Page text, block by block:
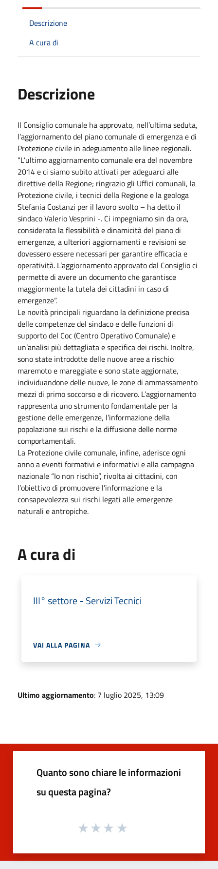
Descrizione
A cura di
Descrizione
Il Consiglio comunale ha approvato, nell’ultima seduta,
l’aggiornamento del piano comunale di emergenza e di
Protezione civile in adeguamento alle linee regionali.
“L’ultimo aggiornamento comunale era del novembre
2014 e ci siamo subito attivati per adeguarci alle
direttive della Regione; ringrazio gli Uffici comunali, la
Protezione civile, i tecnici della Regione e la geologa
Stefania Costanzi per il lavoro svolto – ha detto il
sindaco Valerio Vesprini -. Ci impegniamo sin da ora,
considerata la flessibilità e dinamicità del piano di
emergenze, a ulteriori aggiornamenti e revisioni se
dovessero essere necessari per garantire efficacia e
operatività. L’aggiornamento approvato dal Consiglio ci
permette di avere un documento che garantisce
maggiormente la tutela dei cittadini in caso di
emergenze”.
Le novità principali riguardano la definizione precisa
delle competenze del sindaco e delle funzioni di
supporto del Coc (Centro Operativo Comunale) e
un’analisi più dettagliata e specifica dei rischi. Inoltre,
sono state introdotte delle nuove aree a rischio
maremoto e mareggiate e sono state aggiornate,
individuandone delle nuove, le zone di ammassamento
mezzi di primo soccorso e di ricovero. L’aggiornamento
rappresenta uno strumento fondamentale per la
gestione delle emergenze, l’informazione della
popolazione sui rischi e la diffusione delle norme
comportamentali.
La Protezione civile comunale, infine, aderisce ogni
anno a eventi formativi e informativi e alla campagna
nazionale “Io non rischio”, rivolta ai cittadini, con
l’obiettivo di promuovere l’informazione e la
consapevolezza sui rischi legati alle emergenze
naturali e antropiche.
A cura di
III° settore - Servizi Tecnici
VAI ALLA PAGINA
Ultimo aggiornamento: 7 luglio 2025, 13:09
Quanto sono chiare le informazioni
su questa pagina?